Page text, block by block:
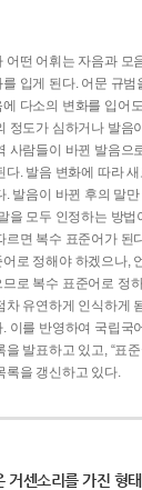
어떤 어휘는 자음과 모
입게 된다. 어문 규범
다소의 변화를 입어
정도가 심하거나 발음
사람들이 바뀐 발음으
다. 발음 변화에 따라
. 발음이 바뀐 후의 말
을 모두 인정하는 방
르면 복수 표준어가 된
로 정해야 하겠으나,
로 복수 표준어로 정
차 유연하게 인식하게
이를 반영하여 국립국
을 발표하고 있고, “표
록을 갱신하고 있다.
거센소리를 가진 형